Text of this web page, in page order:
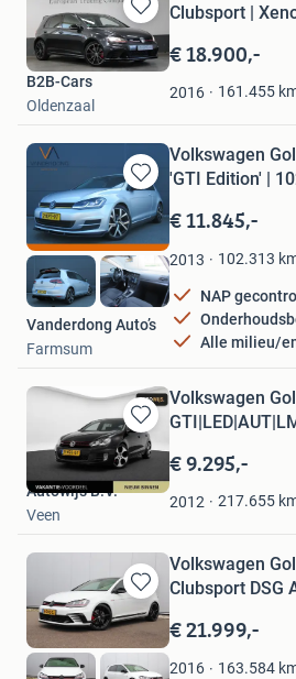
Bewaren
in
Mijn
Favorieten
Clubsport |
€ 18.900,-
2016 161.455
B2B-Cars
Oldenzaal
Bewaren
in
Mijn
Favorieten
Volkswagen
'GTI Edition' |
€ 11.845,-
2013 102.313
NAP
Alle milieu/
Vanderdong Auto’s
Farmsum
Bewaren
in
Mijn
Favorieten
Volkswagen
€ 9.295,-
2012 217.655
Autowijs B.V.
Veen
Bewaren
in
Mijn
Favorieten
Volkswagen
Clubsport DSG
€ 21.999,-
2016 163.584